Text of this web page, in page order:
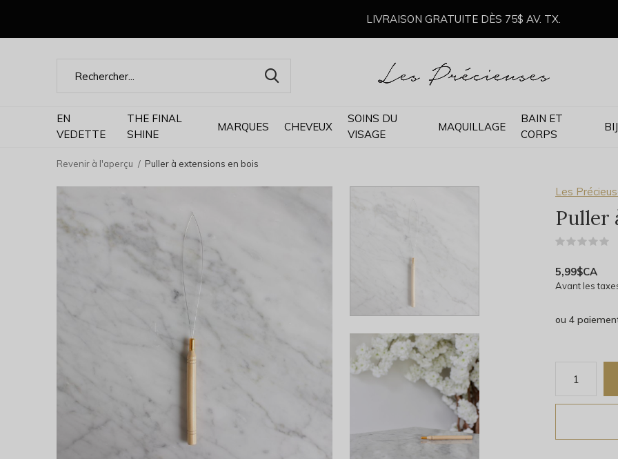
EN
VEDETTE
THE FINAL
SHINE
MARQUES CHEVEUX
SOINS DU
VISAGE
MAQUILLAGE
BAIN ET
CORPS
LIVRAISON GRATUITE DÈS 75$ AV. TX.
Revenir à l'aperçu Puller à extensions en bois
Les
Puller
5,99$CA
Avant les
ou 4